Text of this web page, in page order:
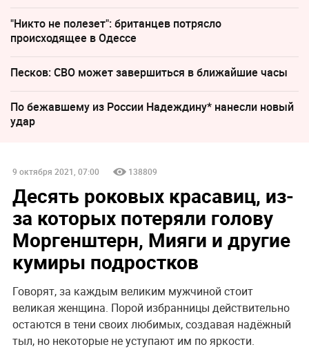
"Никто не полезет": британцев потрясло
происходящее в Одессе
Песков: СВО может завершиться в ближайшие часы
По бежавшему из России Надеждину* нанесли новый
удар
9 октября 2021, 07:00 138809
Десять роковых красавиц, из-
за которых потеряли голову
Моргенштерн, Мияги и другие
кумиры подростков
Говорят, за каждым великим мужчиной стоит
великая женщина. Порой избранницы действительно
остаются в тени своих любимых, создавая надёжный
тыл, но некоторые не уступают им по яркости.